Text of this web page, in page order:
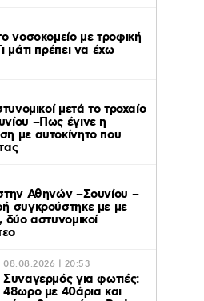
νοσοκομείο με τροφική
μάτι πρέπει να έχω
μετά το τροχαίο
–Πως έγινε η
με αυτοκίνητο που
Αθηνών –Σουνίου –
συγκρούστηκε με με
αστυνομικοί
08.08.2026 | 20:53
Συναγερμός για φωτιές:
48ωρο με 40άρια και